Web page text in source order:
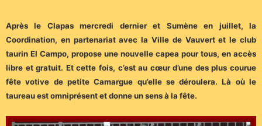
Après le Clapas mercredi dernier et Sumène en juillet, la
Coordination, en partenariat avec la Ville de Vauvert et le club
taurin El Campo, propose une nouvelle capea pour tous, en accès
libre et gratuit. Et cette fois, c’est au cœur d’une des plus courue
fête votive de petite Camargue qu’elle se déroulera. Là où le
taureau est omniprésent et donne un sens à la fête.